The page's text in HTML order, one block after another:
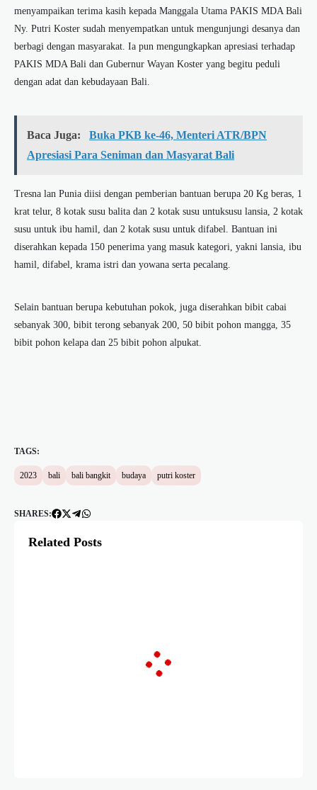
menyampaikan terima kasih kepada Manggala Utama PAKIS MDA Bali
Ny. Putri Koster sudah menyempatkan untuk mengunjungi desanya dan
berbagi dengan masyarakat. Ia pun mengungkapkan apresiasi terhadap
PAKIS MDA Bali dan Gubernur Wayan Koster yang begitu peduli
dengan adat dan kebudayaan Bali.
Baca Juga:
Buka PKB ke-46, Menteri ATR/BPN
Apresiasi Para Seniman dan Masyarat Bali
Tresna lan Punia diisi dengan pemberian bantuan berupa 20 Kg beras, 1
krat telur, 8 kotak susu balita dan 2 kotak susu untuksusu lansia, 2 kotak
susu untuk ibu hamil, dan 2 kotak susu untuk difabel. Bantuan ini
diserahkan kepada 150 penerima yang masuk kategori, yakni lansia, ibu
hamil, difabel, krama istri dan yowana serta pecalang.
Selain bantuan berupa kebutuhan pokok, juga diserahkan bibit cabai
sebanyak 300, bibit terong sebanyak 200, 50 bibit pohon mangga, 35
bibit pohon kelapa dan 25 bibit pohon alpukat.
TAGS:
2023 bali bali bangkit budaya putri koster
SHARES:
Related Posts